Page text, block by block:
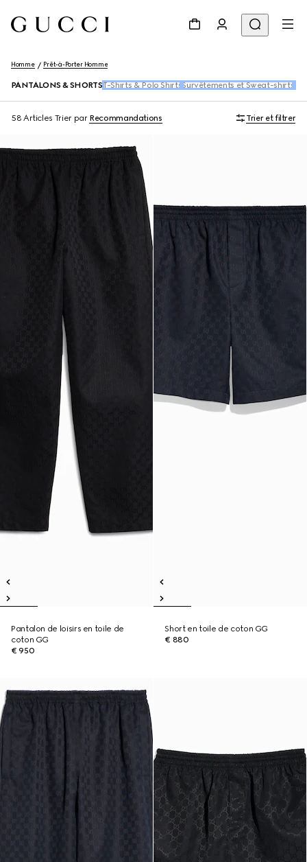
Homme Prêt-à-Porter Homme
PANTALONS & SHORTS T-Shirts & Polo Shirts Survêtements et Sweat-shirts
58 Articles Trier par Recommandations Trier et filtrer
Pantalon de loisirs en toile de
coton GG
€ 950
Short en toile de coton GG
€ 880